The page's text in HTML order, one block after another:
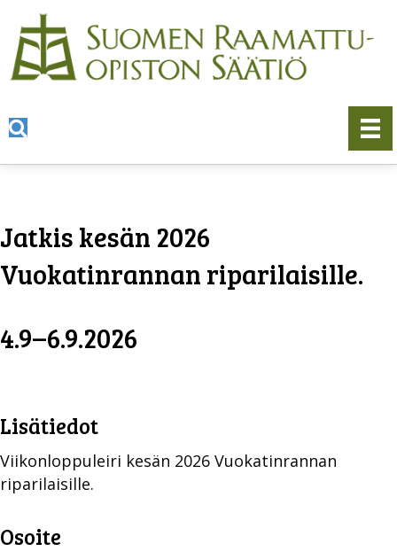
Jatkis kesän 2026
Vuokatinrannan riparilaisille.
4.9–6.9.2026
Lisätiedot
Viikonloppuleiri kesän 2026 Vuokatinrannan
riparilaisille.
Osoite